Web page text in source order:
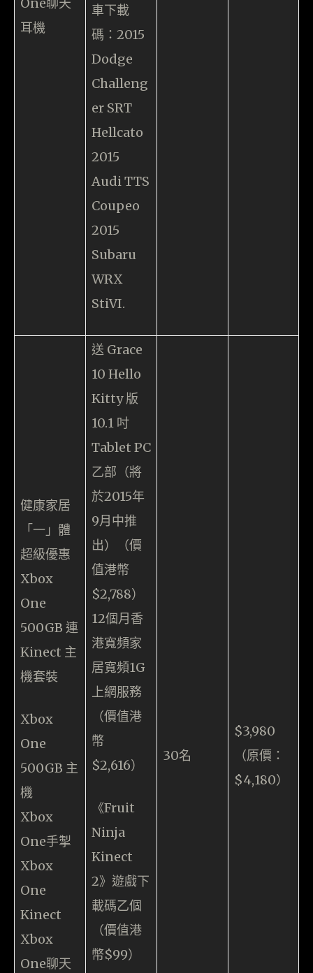
One聊天
耳機
車下載
碼：2015
Dodge
Challeng
er SRT
Hellcato
2015
Audi TTS
Coupeo
2015
Subaru
WRX
StiVI.
健康家居
「一」體
超級優惠
Xbox
One
500GB 連
Kinect 主
機套裝
Xbox
One
500GB 主
機
Xbox
One手掣
Xbox
One
Kinect
Xbox
One聊天
送 Grace
10 Hello
Kitty 版
10.1 吋
Tablet PC
乙部（將
於2015年
9月中推
出）（價
值港幣
$2,788）
12個月香
港寬頻家
居寬頻1G
上網服務
（價值港
幣
$2,616）
《Fruit
Ninja
Kinect
2》遊戲下
載碼乙個
（價值港
幣$99）
30名
$3,980
（原價：
$4,180）